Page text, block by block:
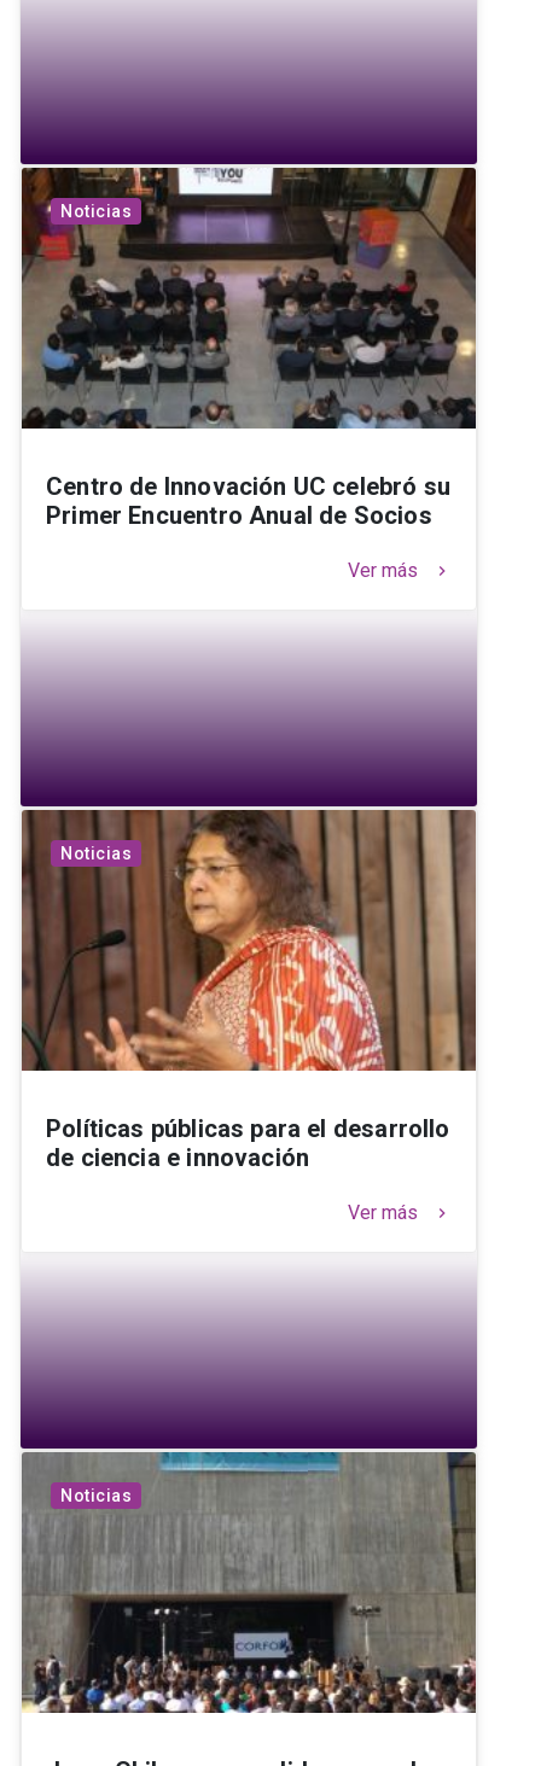
Noticias
Centro de Innovación UC celebró su
Primer Encuentro Anual de Socios
Ver más keyboard_arrow_right
Noticias
Políticas públicas para el desarrollo
de ciencia e innovación
Ver más keyboard_arrow_right
Noticias